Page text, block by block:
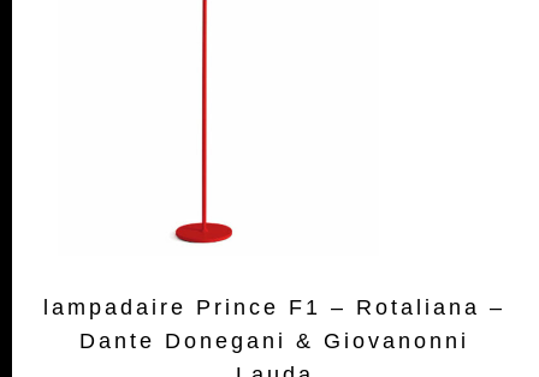
lampadaire Prince F1 – Rotaliana –
Dante Donegani & Giovanonni